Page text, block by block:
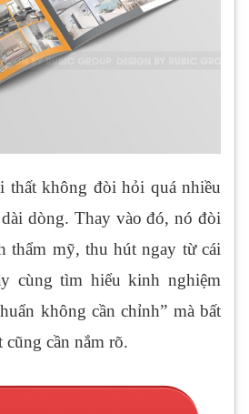
thất không đòi hỏi quá nhiều
dòng. Thay vào đó, nó đòi
thẩm mỹ, thu hút ngay từ cái
cùng tìm hiểu kinh nghiệm
không cần chỉnh” mà bất
cần nắm rõ.